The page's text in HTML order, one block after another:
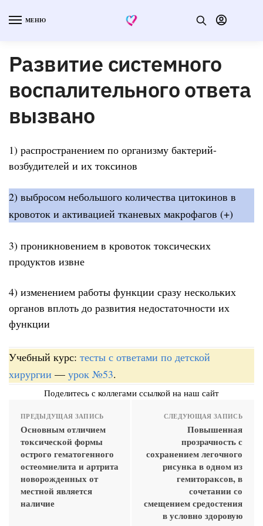
МЕНЮ
Развитие системного
воспалительного ответа
вызвано
1) распространением по организму бактерий-
возбудителей и их токсинов
2) выбросом небольшого количества цитокинов в
кровоток и активацией тканевых макрофагов (+)
3) проникновением в кровоток токсических
продуктов извне
4) изменением работы функции сразу нескольких
органов вплоть до развития недостаточности их
функции
Учебный курс: тесты с ответами по детской
хирургии — урок №53.
Поделитесь с коллегами ссылкой на наш сайт
ПРЕДЫДУЩАЯ ЗАПИСЬ
Основным отличием
токсической формы
острого гематогенного
остеомиелита и артрита
новорожденных от
местной является
наличие
СЛЕДУЮЩАЯ ЗАПИСЬ
Повышенная
прозрачность с
сохранением легочного
рисунка в одном из
гемитораксов, в
сочетании со
смещением средостения
в условно здоровую